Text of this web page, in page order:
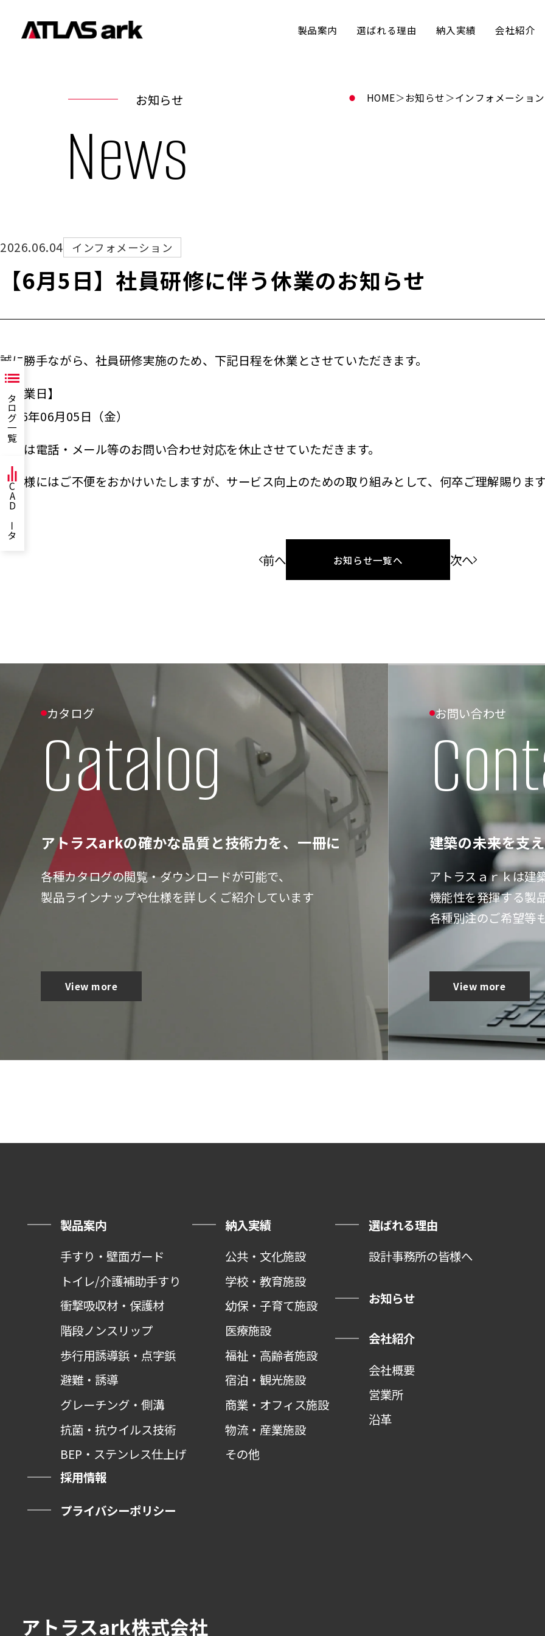
製品案内 選ばれる理由 納入実績 会社紹介
お知らせ
News
HOME＞お知らせ＞インフォメーション
2026.06.04 インフォメーション
【6月5日】社員研修に伴う休業のお知らせ
誠に勝手ながら、社員研修実施のため、下記日程を休業とさせていただきます。
【休業日】
2026年06月05日（金）
当日は電話・メール等のお問い合わせ対応を休止させていただきます。
お客様にはご不便をおかけいたしますが、サービス向上のための取り組みとして、何卒ご理解賜りま
前へ お知らせ一覧へ 次へ
カタログ
Catalog
アトラスarkの確かな品質と技術力を、一冊に
各種カタログの閲覧・ダウンロードが可能で、
製品ラインナップや仕様を詳しくご紹介しています
View more
お問い合わせ
建築の未来を支
アトラスａｒｋは建
機能性を発揮する製
各種別注のご希望等
View more
お問い合わせ
建築の未来を支
アトラスａｒｋは建
機能性を発揮する製
各種別注のご希望等
View more
カタログ
Catalog
アトラスarkの確かな品質と技術力を、一冊に
各種カタログの閲覧・ダウンロードが可能で、
製品ラインナップや仕様を詳しくご紹介しています
View more
製品案内
手すり・壁面ガード
トイレ/介護補助手すり
衝撃吸収材・保護材
階段ノンスリップ
歩行用誘導鋲・点字鋲
避難・誘導
グレーチング・側溝
抗菌・抗ウイルス技術
BEP・ステンレス仕上げ
納入実績
公共・文化施設
学校・教育施設
幼保・子育て施設
医療施設
福祉・高齢者施設
宿泊・観光施設
商業・オフィス施設
物流・産業施設
その他
選ばれる理由
設計事務所の皆様へ
お知らせ
会社紹介
会社概要
営業所
沿革
採用情報
プライバシーポリシー
アトラスark株式会社
カタログ一覧
CADデータ